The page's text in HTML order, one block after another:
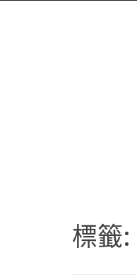
標籤: